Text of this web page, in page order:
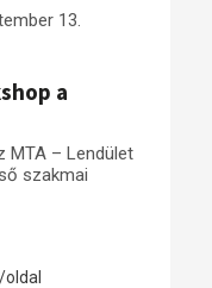
13.
a
MTA – Lendület
szakmai
oldal